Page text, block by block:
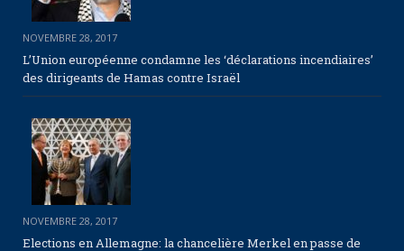
NOVEMBRE 28, 2017
L’Union européenne condamne les ‘déclarations incendiaires’
des dirigeants de Hamas contre Israël
NOVEMBRE 28, 2017
Elections en Allemagne: la chancelière Merkel en passe de